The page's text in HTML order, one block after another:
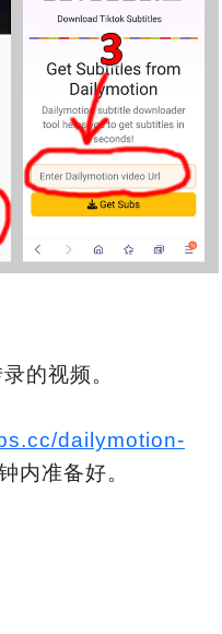
的视频。
dailymotion-
内准备好。